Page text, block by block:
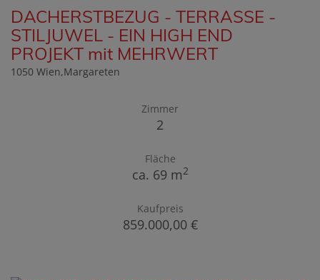
DACHERSTBEZUG - TERRASSE -
STILJUWEL - EIN HIGH END
PROJEKT mit MEHRWERT
1050 Wien,Margareten
Zimmer
2
Fläche
ca. 69 m2
Kaufpreis
859.000,00 €